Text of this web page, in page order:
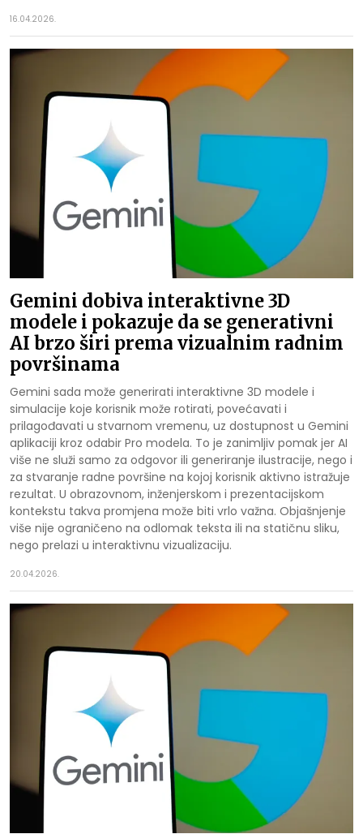
16.04.2026.
Gemini dobiva interaktivne 3D
modele i pokazuje da se generativni
AI brzo širi prema vizualnim radnim
površinama
Gemini sada može generirati interaktivne 3D modele i
simulacije koje korisnik može rotirati, povećavati i
prilagođavati u stvarnom vremenu, uz dostupnost u Gemini
aplikaciji kroz odabir Pro modela. To je zanimljiv pomak jer AI
više ne služi samo za odgovor ili generiranje ilustracije, nego i
za stvaranje radne površine na kojoj korisnik aktivno istražuje
rezultat. U obrazovnom, inženjerskom i prezentacijskom
kontekstu takva promjena može biti vrlo važna. Objašnjenje
više nije ograničeno na odlomak teksta ili na statičnu sliku,
nego prelazi u interaktivnu vizualizaciju.
20.04.2026.